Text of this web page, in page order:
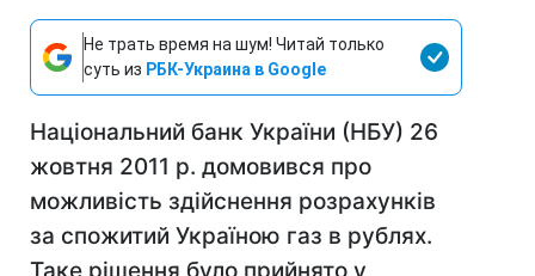
Не трать время на шум! Читай только
суть из РБК-Украина в Google
Національний банк України (НБУ) 26
жовтня 2011 р. домовився про
можливість здійснення розрахунків
за спожитий Україною газ в рублях.